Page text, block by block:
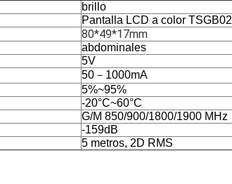
brillo
Pantalla LCD a color TSGB02
80*49*17mm
abdominales
5V
50－1000mA
5%~95%
-20°C~60°C
G/M 850/900/1800/1900 MHz
-159dB
5 metros, 2D RMS